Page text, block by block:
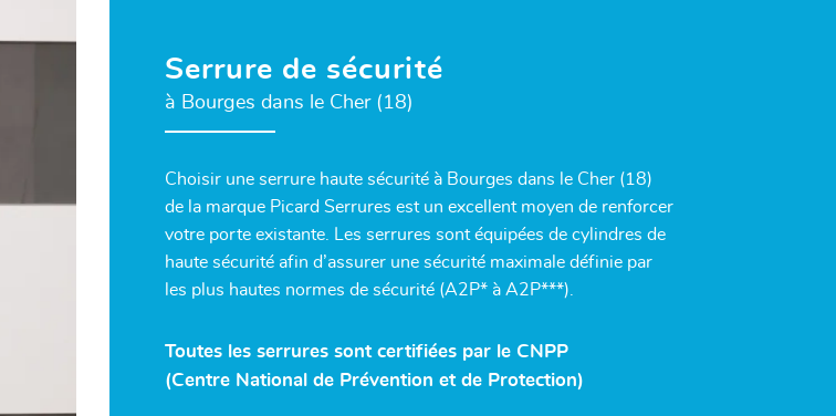
Serrure de sécurité
à Bourges dans le Cher (18)
Choisir une serrure haute sécurité à Bourges dans le Cher (18)
de la marque Picard Serrures est un excellent moyen de renforcer
votre porte existante. Les serrures sont équipées de cylindres de
haute sécurité afin d’assurer une sécurité maximale définie par
les plus hautes normes de sécurité (A2P* à A2P***).
Toutes les serrures sont certifiées par le CNPP
(Centre National de Prévention et de Protection)